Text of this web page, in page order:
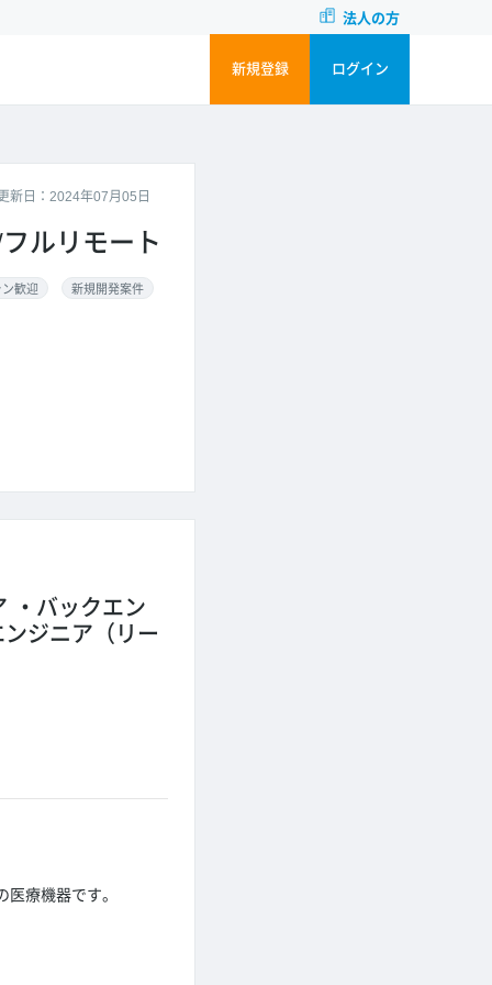
法人の方
新規登録 ログイン
新日：2024年07月05日
ルリモート
歓迎 新規開発案件
バックエン
ジニア（リー
療機器です。